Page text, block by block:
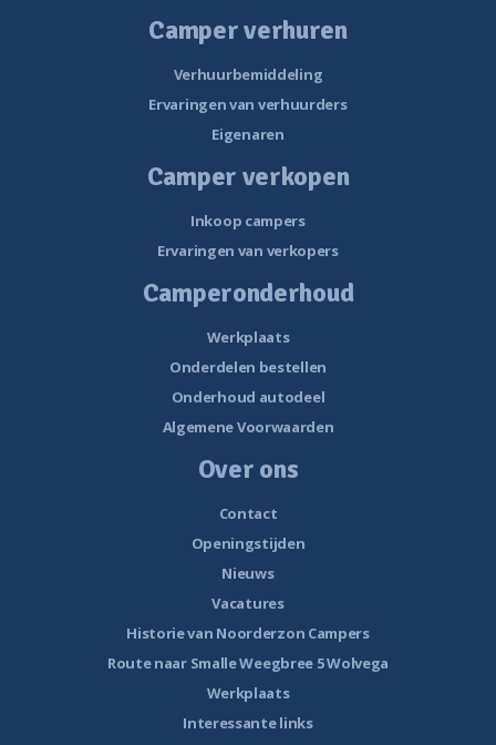
Camper verhuren
Verhuurbemiddeling
Ervaringen van verhuurders
Eigenaren
Camper verkopen
Inkoop campers
Ervaringen van verkopers
Camperonderhoud
Werkplaats
Onderdelen bestellen
Onderhoud autodeel
Algemene Voorwaarden
Over ons
Contact
Openingstijden
Nieuws
Vacatures
Historie van Noorderzon Campers
Route naar Smalle Weegbree 5 Wolvega
Werkplaats
Interessante links